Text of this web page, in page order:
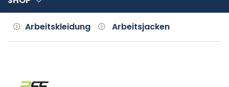
Arbeitskleidung Arbeitsjacken